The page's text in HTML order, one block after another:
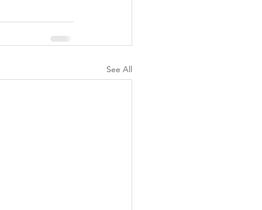
See All